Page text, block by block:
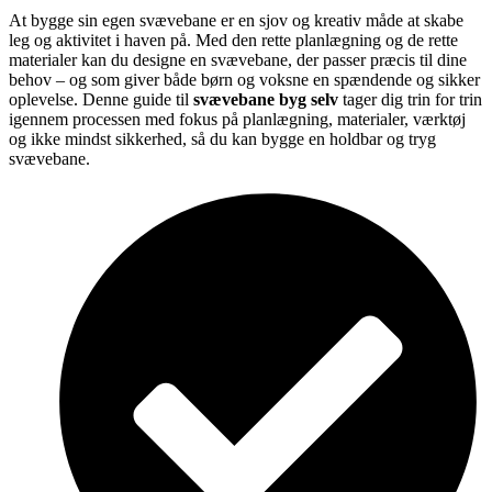
At bygge sin egen svævebane er en sjov og kreativ måde at skabe
leg og aktivitet i haven på. Med den rette planlægning og de rette
materialer kan du designe en svævebane, der passer præcis til dine
behov – og som giver både børn og voksne en spændende og sikker
oplevelse. Denne guide til svævebane byg selv tager dig trin for trin
igennem processen med fokus på planlægning, materialer, værktøj
og ikke mindst sikkerhed, så du kan bygge en holdbar og tryg
svævebane.